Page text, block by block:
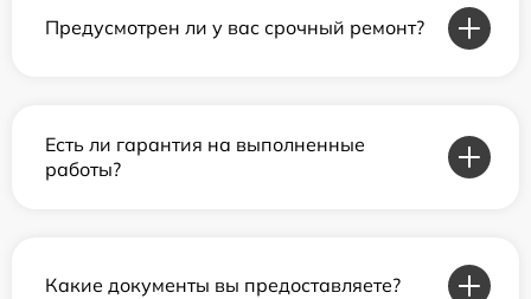
Предусмотрен ли у вас срочный ремонт?
Есть ли гарантия на выполненные
работы?
Какие документы вы предоставляете?